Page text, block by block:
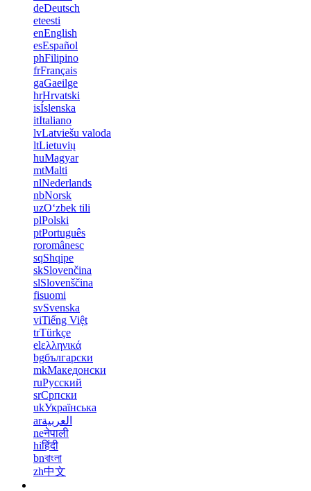
deDeutsch
eteesti
enEnglish
esEspañol
phFilipino
frFrançais
gaGaeilge
hrHrvatski
isÍslenska
itItaliano
lvLatviešu valoda
ltLietuvių
huMagyar
mtMalti
nlNederlands
nbNorsk
uzOʻzbek tili
plPolski
ptPortuguês
roromânesc
sqShqipe
skSlovenčina
slSlovenščina
fisuomi
svSvenska
viTiếng Việt
trTürkçe
elελληνικά
bgбългарски
mkМакедонски
ruРусский
srСрпски
ukУкраїнська
arالعربية
neनेपाली
hiहिंदी
bnবাংলা
zh中文